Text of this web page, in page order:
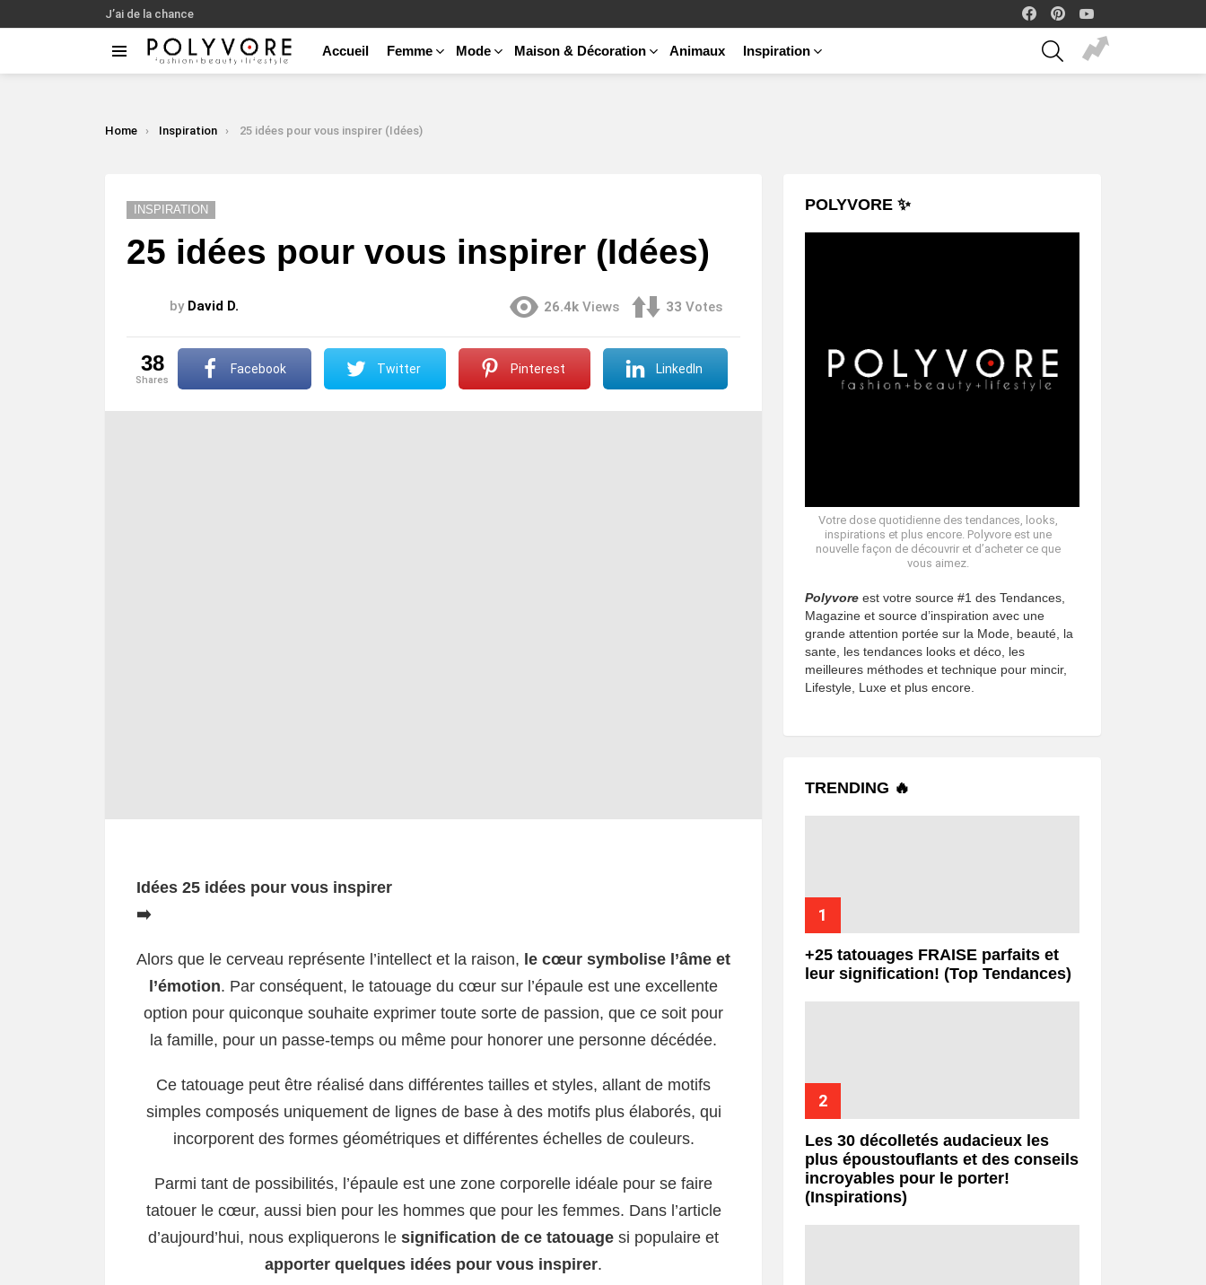
J’ai de la chance
facebook
Accueil Femme Mode Maison & Décoration Animaux Inspiration
SEARCH
You are here:
Home Inspiration 25 idées pour vous inspirer (Idées)
INSPIRATION
25 idées pour vous inspirer (Idées)
by David D. 26.4k Views 33 Votes
38
shares
Facebook Twitter Pinterest LinkedIn
Idées 25 idées pour vous inspirer
➡️
Alors que le cerveau représente l’intellect et la raison, le cœur symbolise l’âme et
l’émotion. Par conséquent, le tatouage du cœur sur l’épaule est une excellente
option pour quiconque souhaite exprimer toute sorte de passion, que ce soit pour
la famille, pour un passe-temps ou même pour honorer une personne décédée.
Ce tatouage peut être réalisé dans différentes tailles et styles, allant de motifs
simples composés uniquement de lignes de base à des motifs plus élaborés, qui
incorporent des formes géométriques et différentes échelles de couleurs.
Parmi tant de possibilités, l’épaule est une zone corporelle idéale pour se faire
tatouer le cœur, aussi bien pour les hommes que pour les femmes. Dans l’article
d’aujourd’hui, nous expliquerons le signification de ce tatouage si populaire et
apporter quelques idées pour vous inspirer.
POLYVORE ✨
Votre dose quotidienne des tendances, looks,
inspirations et plus encore. Polyvore est une
nouvelle façon de découvrir et d’acheter ce que
vous aimez.
Polyvore est votre source #1 des Tendances,
Magazine et source d’inspiration avec une
grande attention portée sur la Mode, beauté, la
sante, les tendances looks et déco, les
meilleures méthodes et technique pour mincir,
Lifestyle, Luxe et plus encore.
TRENDING 🔥
+25 tatouages ​​FRAISE parfaits et
leur signification! (Top Tendances)
Les 30 décolletés audacieux les
plus époustouflants et des conseils
incroyables pour le porter!
(Inspirations)